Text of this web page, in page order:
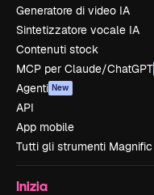
Generatore di video IA
Sintetizzatore vocale IA
Contenuti stock
MCP per Claude/ChatGPT
Agenti New
API
App mobile
Tutti gli strumenti Magnific
Inizia